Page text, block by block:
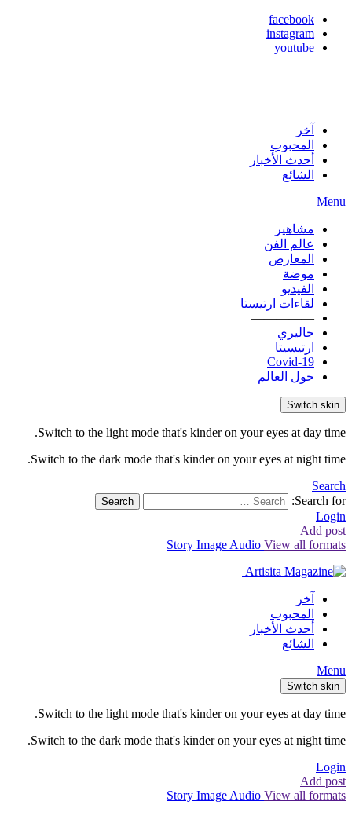
facebook
instagram
youtube
آخر
المحبوب
أحدث الأخبار
الشائع
Menu
مشاهير
عالم الفن
المعارض
موضة
الفيديو
لقاءات ارتيستا
—————
جاليري
ارتيسيتا
Covid-19
حول العالم
Switch skin
Switch to the light mode that's kinder on your eyes at day time.
Switch to the dark mode that's kinder on your eyes at night time.
Search
Search for:
Search
Login
Add post
Story Image Audio View all formats
آخر
المحبوب
أحدث الأخبار
الشائع
Menu
Switch skin
Switch to the light mode that's kinder on your eyes at day time.
Switch to the dark mode that's kinder on your eyes at night time.
Login
Add post
Story Image Audio View all formats